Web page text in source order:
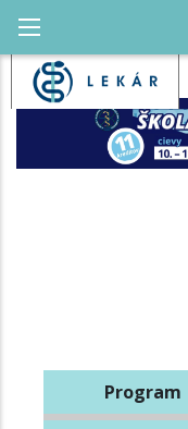
Program